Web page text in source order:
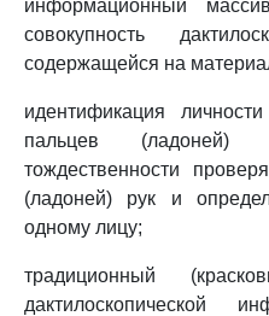
информационный
совокупность
содержащейся на
идентификация
пальцев
тождественности
(ладоней) рук и
одному лицу;
традиционный
дактилоскопической